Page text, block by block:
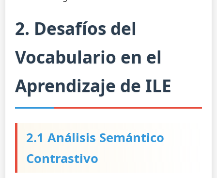
2. Desafíos del
Vocabulario en el
Aprendizaje de ILE
2.1 Análisis Semántico
Contrastivo